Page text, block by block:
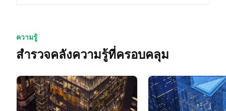
ความรู้
สำรวจคลังความรู้ที่ครอบคลุม